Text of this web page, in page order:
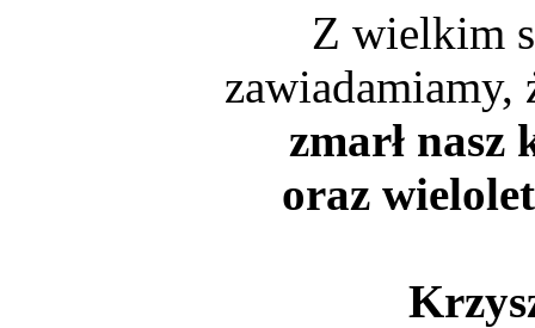
Z wielkim
zmarł nasz
oraz